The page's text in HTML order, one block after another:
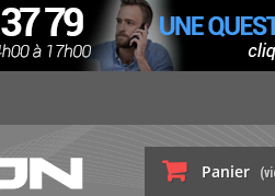
Panier